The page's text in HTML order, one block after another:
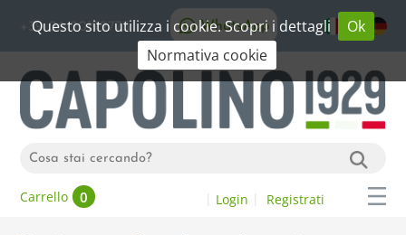
Questo sito utilizza i cookie. Scopri i dettagli
Ok
Normativa cookie
+39 06 20192773 WhatsApp
Carrello 0 Login Registrati